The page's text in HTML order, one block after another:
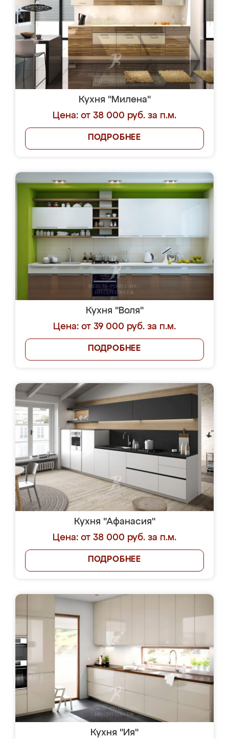
Кухня "Милена"
Цена: от 38 000 руб. за п.м.
ПОДРОБНЕЕ
Кухня "Воля"
Цена: от 39 000 руб. за п.м.
ПОДРОБНЕЕ
Кухня "Афанасия"
Цена: от 38 000 руб. за п.м.
ПОДРОБНЕЕ
Кухня "Ия"